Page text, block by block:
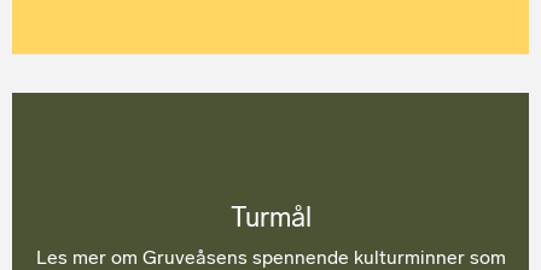
Turmål
Les mer om Gruveåsens spennende kulturminner som